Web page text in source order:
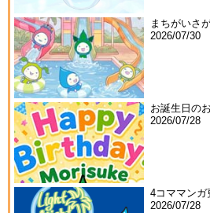
まちがいさ
2026/07/30
お誕生日の
2026/07/28
4コママンガ
2026/07/28